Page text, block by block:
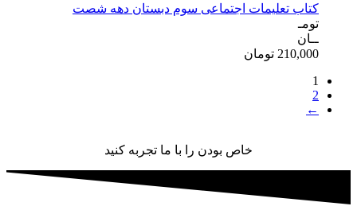
کتاب تعلیمات اجتماعی سوم دبستان دهه شصت
تومـ
ــان
210,000 تومان
1
2
←
خاص بودن را با ما تجربه کنید